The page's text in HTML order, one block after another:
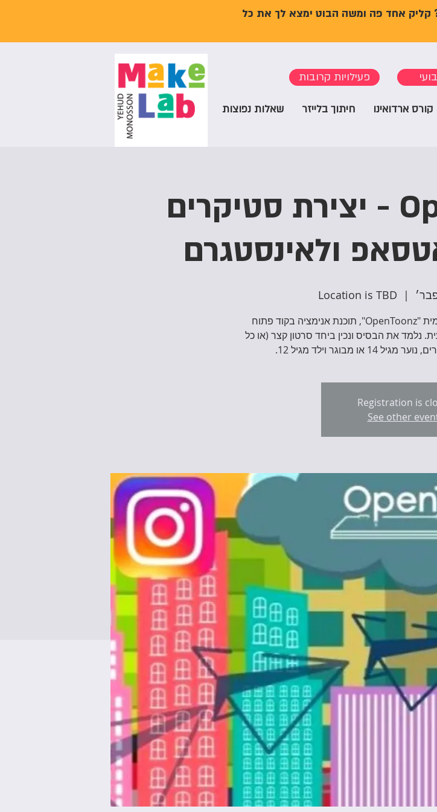
קליק אחד פה ומשה הבוט ימצא לך את כל
פעילויות קרובות
קורס ארדואינו חיתוך בלייזר שאלות נפוצות
סדנת OpenToonz - יצירת סטיקרים
ולאינסטגרם
  |
Location is TBD
נלמד כיצד לעבוד בתוכנה החינמית "OpenToonz", תוכנת אנימציה בקוד פתוח
נלמד את הבסיס ונכין ביחד סרטון קצר (או כל
מבוגר וילד מגיל 12.
Registration is
See other